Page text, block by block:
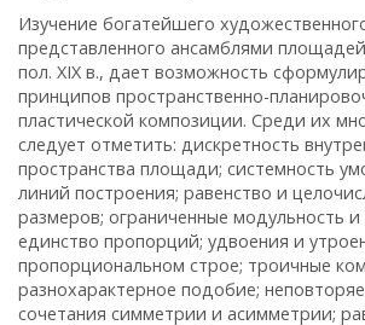
Изучение богатейшего
представленного ансамблями
пол. XIX в., дает возможность
принципов пространственно-
пластической композиции. Среди их
следует отметить: дискретность
пространства площади; системность
линий построения; равенство и
размеров; ограниченные модульность и
единство пропорций; удвоения и
пропорциональном строе; троичные
разнохарактерное подобие;
сочетания симметрии и асимметрии;